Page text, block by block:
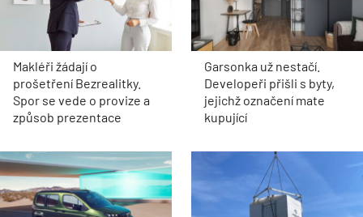
Makléři žádají o
prošetření Bezrealitky.
Spor se vede o provize a
způsob prezentace
Garsonka už nestačí.
Developeři přišli s byty,
jejichž označení mate
kupující